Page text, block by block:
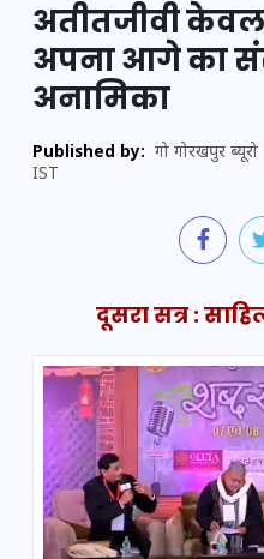
अतीतजीवी
अपना आगे का
अनामिका
Published by: गो गोरखपुर ब्यूरो
IST
दूसरा सत्र :